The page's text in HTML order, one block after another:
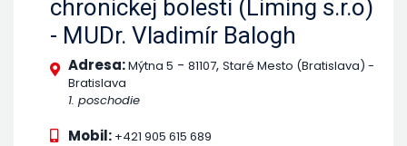
chronickej bolesti (Liming s.r.o)
- MUDr. Vladimír Balogh
Adresa:Mýtna 5 - 81107, Staré Mesto (Bratislava) -
Bratislava
1. poschodie
Mobil: +421 905 615 689